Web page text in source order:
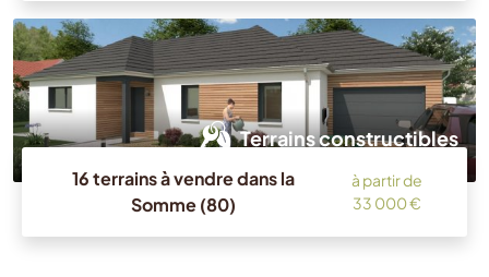
Terrains constructibles
16 terrains à vendre dans la
Somme (80)
à partir de
33 000 €